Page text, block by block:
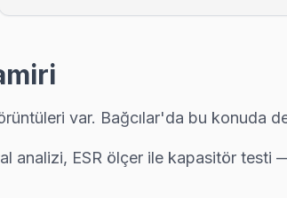
ücretsiz. Randevu aldıktan sonra teknik
var. Bağcılar'da bu konuda
analizi, ESR ölçer ile kapasitör testi